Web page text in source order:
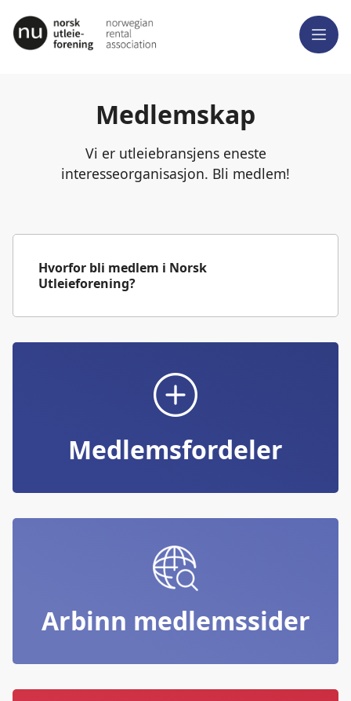
Meny
Medlemskap
Vi er utleiebransjens eneste
interesseorganisasjon. Bli medlem!
Hvorfor bli medlem i Norsk
Utleieforening?
Medlemsfordeler
Arbinn medlemssider